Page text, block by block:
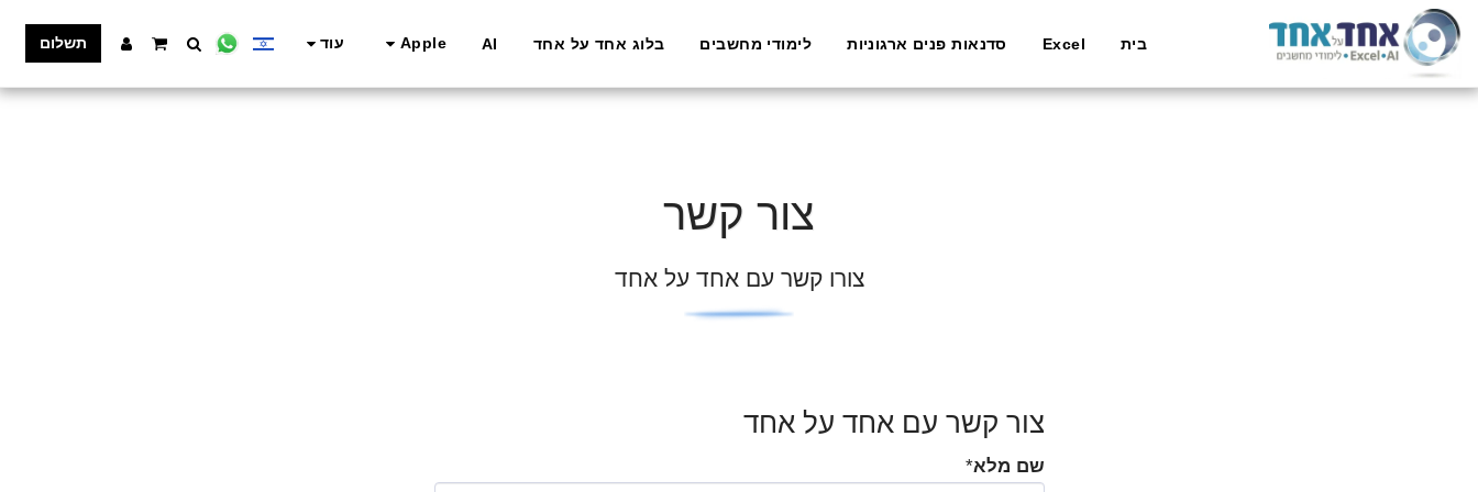
בית Excel סדנאות פנים ארגוניות לימודי מחשבים בלוג אחד על אחד AI
Apple עוד תשלום
צור קשר
צורו קשר עם אחד על אחד
צור קשר עם אחד על אחד
שם מלא*